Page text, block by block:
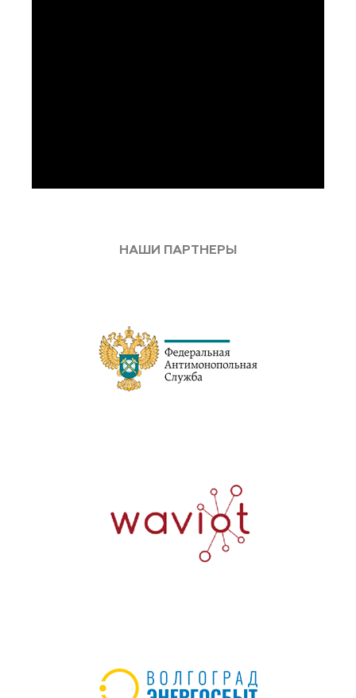
НАШИ ПАРТНЕРЫ